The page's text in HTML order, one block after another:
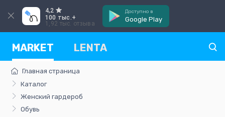
4,2
100 тыс.+
1,92 тыс. отзыва
Доступно в
Google Play
MARKET LENTA
Главная страница
Каталог
Женский гардероб
Обувь